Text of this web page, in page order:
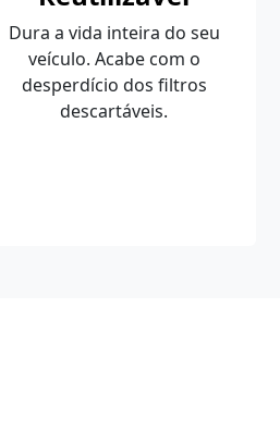
Dura a vida inteira do seu
veículo. Acabe com o
desperdício dos filtros
descartáveis.